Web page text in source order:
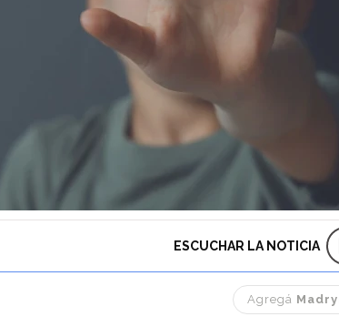
ESCUCHAR LA NOTICIA
Agregá